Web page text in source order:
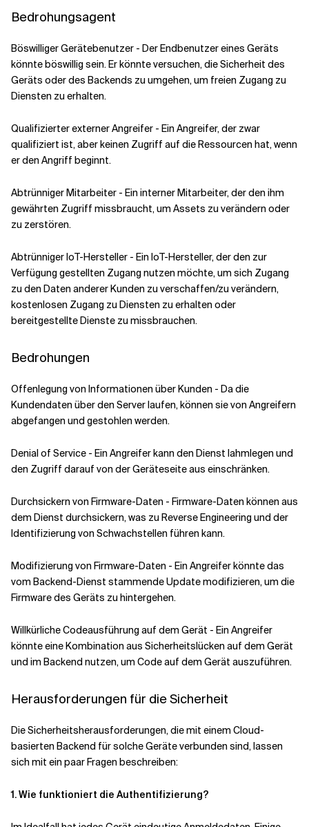
Bedrohungsagent
Böswilliger Gerätebenutzer - Der Endbenutzer eines Geräts
könnte böswillig sein. Er könnte versuchen, die Sicherheit des
Geräts oder des Backends zu umgehen, um freien Zugang zu
Diensten zu erhalten.
Qualifizierter externer Angreifer - Ein Angreifer, der zwar
qualifiziert ist, aber keinen Zugriff auf die Ressourcen hat, wenn
er den Angriff beginnt.
Abtrünniger Mitarbeiter - Ein interner Mitarbeiter, der den ihm
gewährten Zugriff missbraucht, um Assets zu verändern oder
zu zerstören.
Abtrünniger IoT-Hersteller - Ein IoT-Hersteller, der den zur
Verfügung gestellten Zugang nutzen möchte, um sich Zugang
zu den Daten anderer Kunden zu verschaffen/zu verändern,
kostenlosen Zugang zu Diensten zu erhalten oder
bereitgestellte Dienste zu missbrauchen.
Bedrohungen
Offenlegung von Informationen über Kunden - Da die
Kundendaten über den Server laufen, können sie von Angreifern
abgefangen und gestohlen werden.
Denial of Service - Ein Angreifer kann den Dienst lahmlegen und
den Zugriff darauf von der Geräteseite aus einschränken.
Durchsickern von Firmware-Daten - Firmware-Daten können aus
dem Dienst durchsickern, was zu Reverse Engineering und der
Identifizierung von Schwachstellen führen kann.
Modifizierung von Firmware-Daten - Ein Angreifer könnte das
vom Backend-Dienst stammende Update modifizieren, um die
Firmware des Geräts zu hintergehen.
Willkürliche Codeausführung auf dem Gerät - Ein Angreifer
könnte eine Kombination aus Sicherheitslücken auf dem Gerät
und im Backend nutzen, um Code auf dem Gerät auszuführen.
Herausforderungen für die Sicherheit
Die Sicherheitsherausforderungen, die mit einem Cloud-
basierten Backend für solche Geräte verbunden sind, lassen
sich mit ein paar Fragen beschreiben:
1. Wie funktioniert die Authentifizierung?